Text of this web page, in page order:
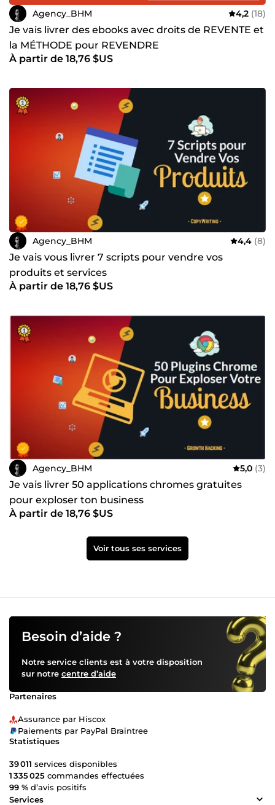
Agency_BHM 4,2 (18)
Je vais livrer des ebooks avec droits de REVENTE et
la MÉTHODE pour REVENDRE
À partir de 18,76 $US
Agency_BHM 4,4 (8)
Je vais vous livrer 7 scripts pour vendre vos
produits et services
À partir de 18,76 $US
Agency_BHM 5,0 (3)
Je vais livrer 50 applications chromes gratuites
pour exploser ton business
À partir de 18,76 $US
Voir tous ses services
Besoin d’aide ?
Notre service clients est à votre disposition
sur notre centre d’aide
Partenaires
Assurance par Hiscox
Paiements par PayPal Braintree
Statistiques
39 011 services disponibles
1 335 025 commandes effectuées
99 % d’avis positifs
Services